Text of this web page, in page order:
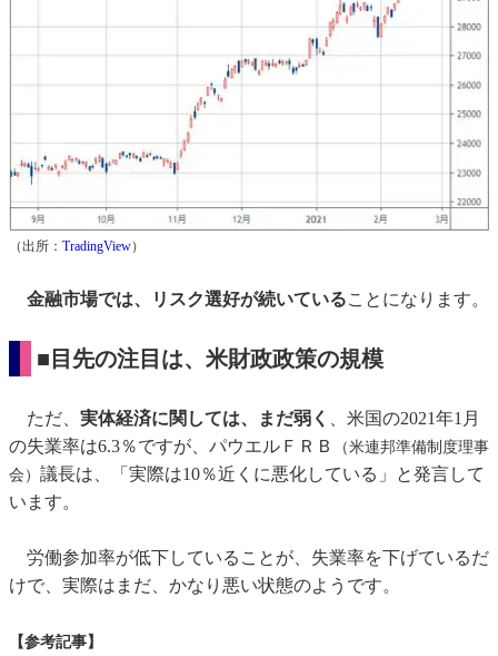
（出所： TradingView）
金融市場では、リスク選好が続いていることになります。
■目先の注目は、米財政政策の規模
ただ、 実体経済に関しては、まだ弱く
、米国の2021年1月
の失業率は6.3％ですが、パウエルＦＲＢ
（米連邦準備制度理事
会） 議長は、「実際は10％近くに悪化している」と発言して
います。
労働参加率が低下していることが、失業率を下げているだ
けで、実際はまだ、かなり悪い状態のようです。
【参考記事】